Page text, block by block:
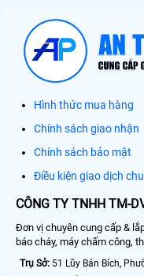
Hình thức mua hàng
Chính sách giao nhận
Chính sách bảo mật
Điều kiện giao dịch
CÔNG TY TNHH TM-
Đơn vị chuyên cung cấp &
báo cháy, máy chấm công,
Trụ Sở: 51 Lũy Bán Bích,